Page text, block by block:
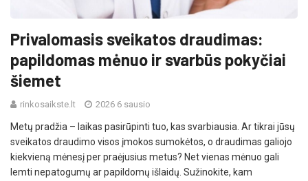
Privalomasis sveikatos draudimas:
papildomas mėnuo ir svarbūs pokyčiai
šiemet
rinkosaikste.lt 2026 6 sausio
Metų pradžia – laikas pasirūpinti tuo, kas svarbiausia. Ar tikrai jūsų
sveikatos draudimo visos įmokos sumokėtos, o draudimas galiojo
kiekvieną mėnesį per praėjusius metus? Net vienas mėnuo gali
lemti nepatogumų ar papildomų išlaidų. Sužinokite, kam